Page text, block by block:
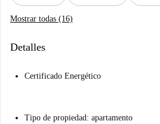
Mostrar todas (16)
Detalles
Certificado Energético
Tipo de propiedad: apartamento